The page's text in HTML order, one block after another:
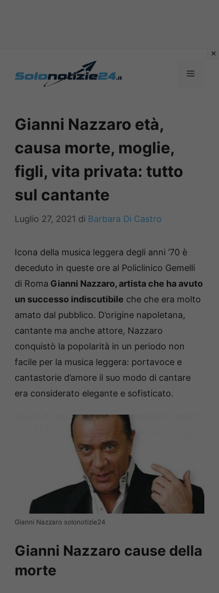
MENU
Gianni Nazzaro età,
causa morte, moglie,
figli, vita privata: tutto
sul cantante
Luglio 27, 2021 di Barbara Di Castro
Icona della musica leggera degli anni ’70 è
deceduto in queste ore al Policlinico Gemelli
di Roma Gianni Nazzaro, artista che ha avuto
un successo indiscutibile che che era molto
amato dal pubblico. D’origine napoletana,
cantante ma anche attore, Nazzaro
conquistò la popolarità in un periodo non
facile per la musica leggera: portavoce e
cantastorie d’amore il suo modo di cantare
era considerato elegante e sofisticato.
Gianni Nazzaro solonotizie24
Gianni Nazzaro cause della
morte